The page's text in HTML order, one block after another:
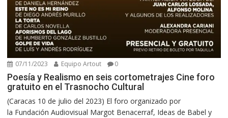
07/11/2023 Equipo Artout 0
Poesía y Realismo en seis cortometrajes Cine foro
gratuito en el Trasnocho Cultural
(Caracas 10 de julio del 2023) El foro organizado por
la Fundación Audiovisual Margot Benacerraf, Ideas de Babel y